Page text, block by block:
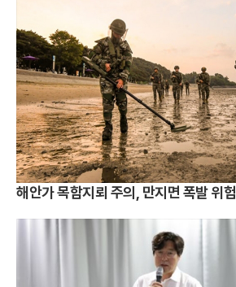
해안가 목함지뢰 주의, 만지면 폭발 위험